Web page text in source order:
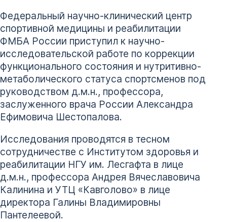
Федеральный научно-клинический центр
спортивной медицины и реабилитации
ФМБА России приступил к научно-
исследовательской работе по коррекции
функционального состояния и нутритивно-
метаболического статуса спортсменов под
руководством д.м.н., профессора,
заслуженного врача России Александра
Ефимовича Шестопалова.
Исследования проводятся в тесном
сотрудничестве с Институтом здоровья и
реабилитации НГУ им. Лесгафта в лице
д.м.н., профессора Андрея Вячеславовича
Калинина и УТЦ «Кавголово» в лице
директора Галины Владимировны
Пантелеевой.